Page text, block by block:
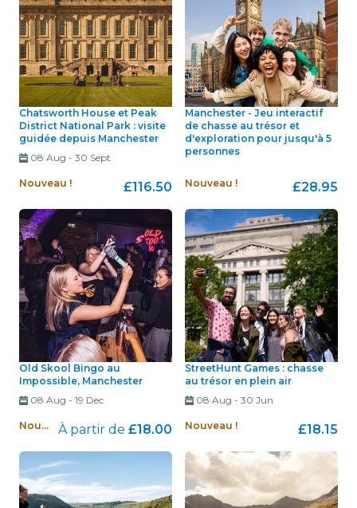
Chatsworth House et Peak
District National Park : visite
guidée depuis Manchester
08 Aug - 30 Sept
Nouveau ! £116.50
Manchester - Jeu interactif
de chasse au trésor et
d'exploration pour jusqu'à 5
personnes
Nouveau ! £28.95
Old Skool Bingo au
Impossible, Manchester
08 Aug - 19 Dec
Nouveau ! À partir de £18.00
StreetHunt Games : chasse
au trésor en plein air
08 Aug - 30 Jun
Nouveau ! £18.15